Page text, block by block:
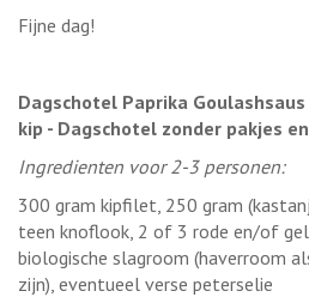
Fijne dag!
Dagschotel Paprika
kip - Dagschotel zonder pakjes
Ingredienten voor 2-3 personen:
300 gram kipfilet, 250 gram
teen knoflook, 2 of 3 rode en/of
biologische slagroom (haverroom
zijn), eventueel verse peterselie